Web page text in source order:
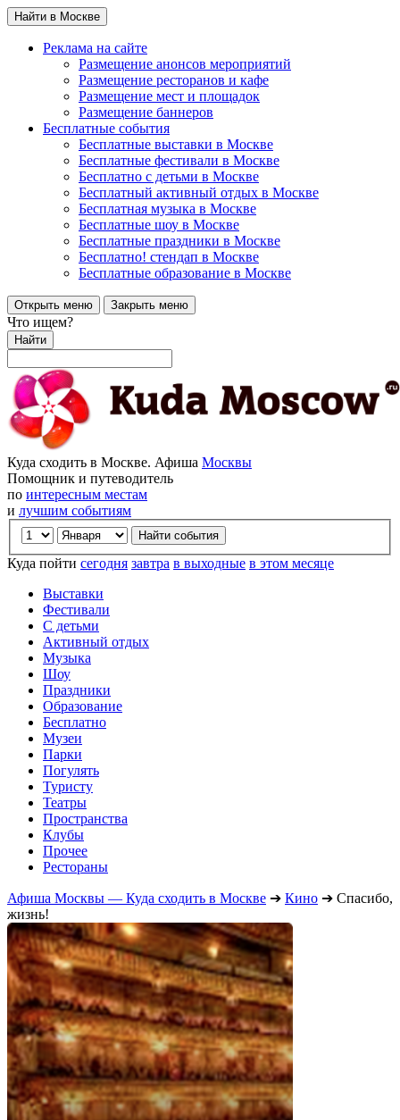
Найти в Москве
Реклама на сайте
Размещение анонсов мероприятий
Размещение ресторанов и кафе
Размещение мест и площадок
Размещение баннеров
Бесплатные события
Бесплатные выставки в Москве
Бесплатные фестивали в Москве
Бесплатно с детьми в Москве
Бесплатный активный отдых в Москве
Бесплатная музыка в Москве
Бесплатные шоу в Москве
Бесплатные праздники в Москве
Бесплатно! стендап в Москве
Бесплатные образование в Москве
Открыть меню Закрыть меню
Что ищем?
Найти
Куда сходить в Москве. Афиша Москвы
Помощник и путеводитель
по интересным местам
и лучшим событиям
Куда пойти сегодня завтра в выходные в этом месяце
Выставки
Фестивали
С детьми
Активный отдых
Музыка
Шоу
Праздники
Образование
Бесплатно
Музеи
Парки
Погулять
Туристу
Театры
Пространства
Клубы
Прочее
Рестораны
Афиша Москвы — Куда сходить в Москве ➔ Кино ➔ Спасибо,
жизнь!